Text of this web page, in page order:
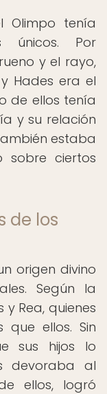
Olimpo tenía
únicos. Por
y el rayo,
Hades era el
de ellos tenía
y su relación
estaba
sobre ciertos
de los
origen divino
Según la
Rea, quienes
ellos. Sin
sus hijos lo
devoraba al
ellos, logró